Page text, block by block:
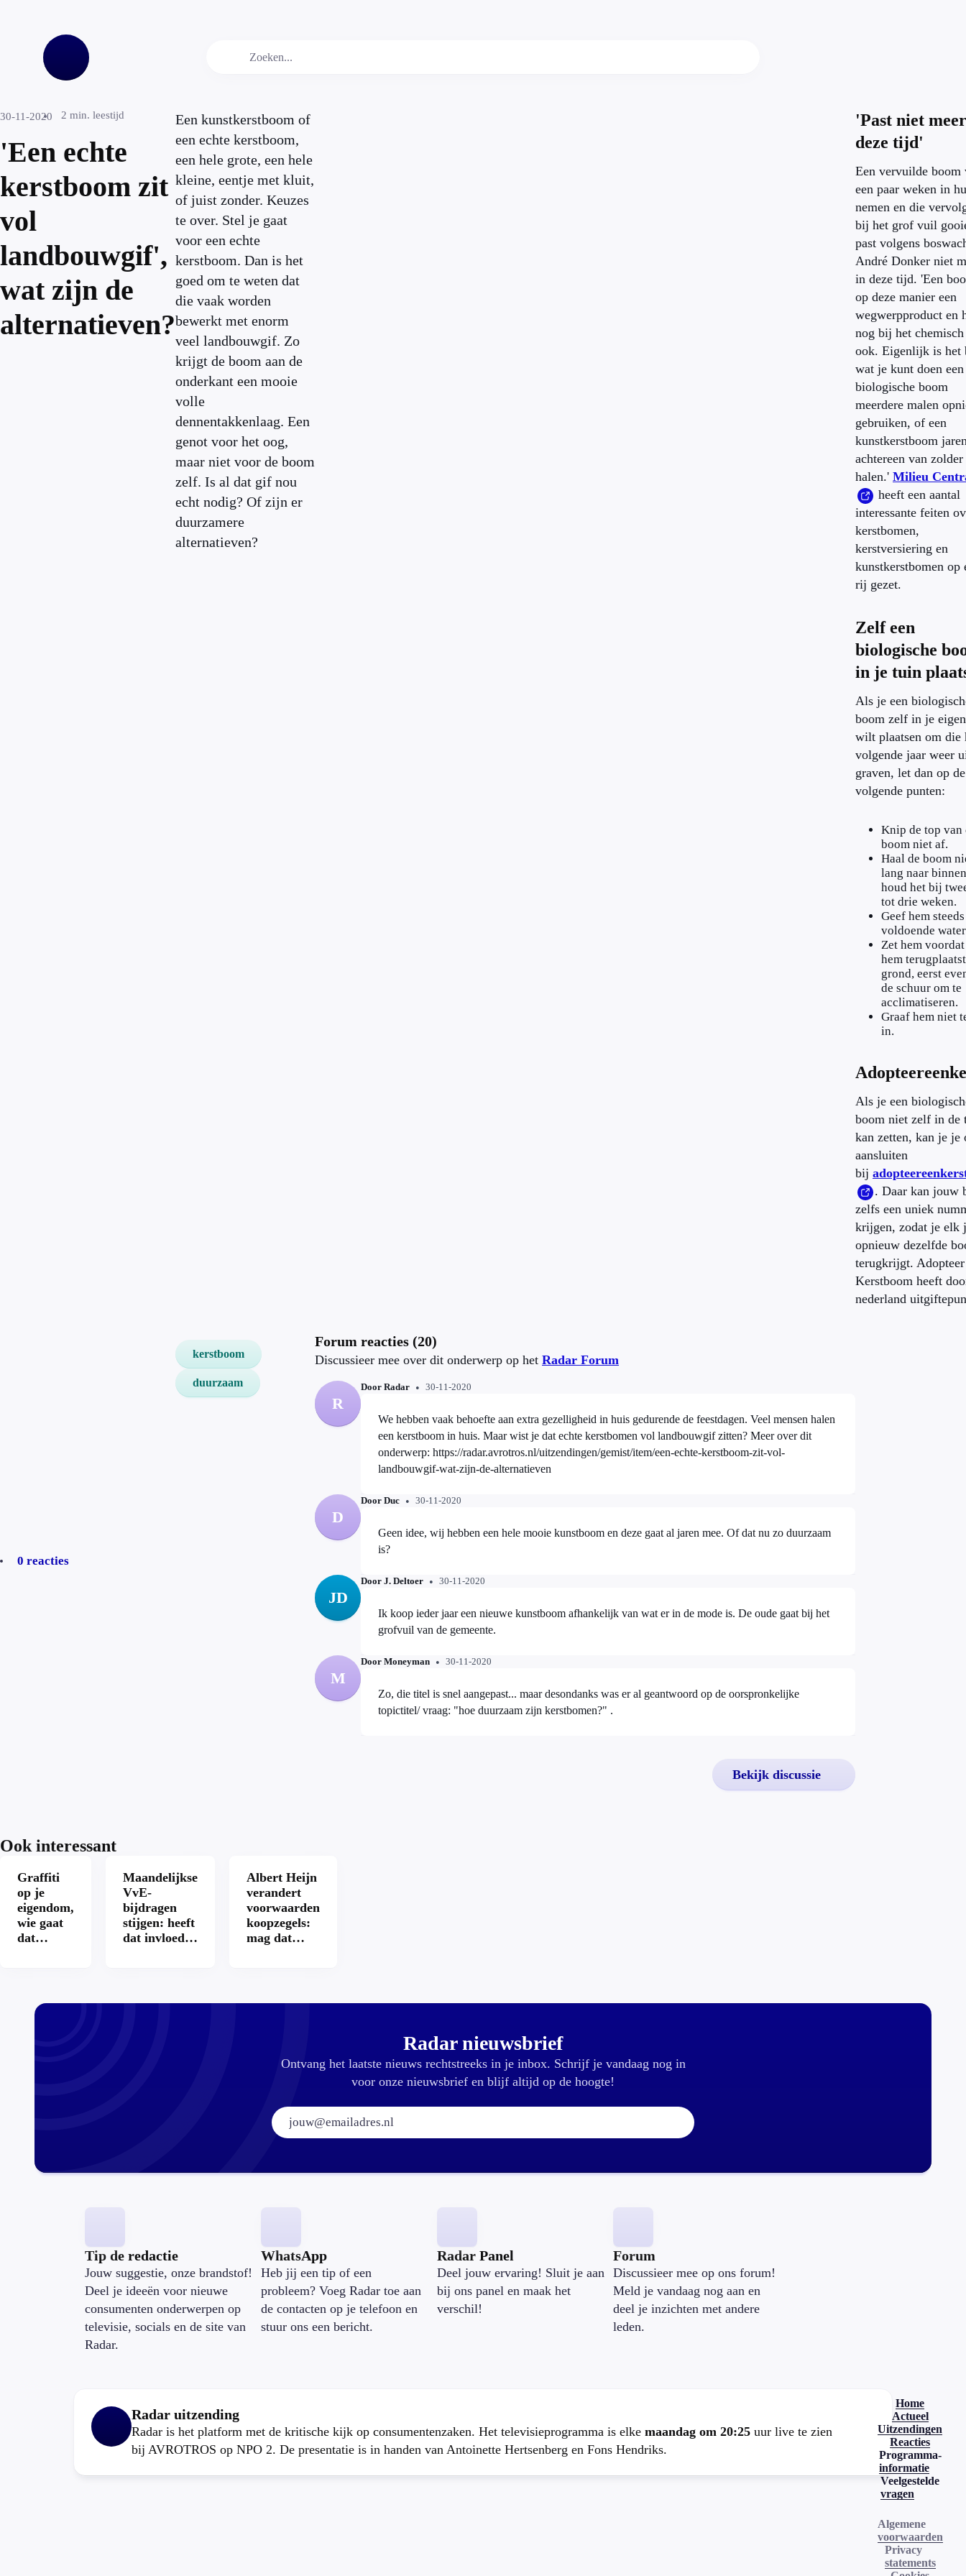
30-11-2020 2 min. leestijd
'Een echte
kerstboom zit
vol
landbouwgif',
wat zijn de
alternatieven?
Een kunstkerstboom of
een echte kerstboom,
een hele grote, een hele
kleine, eentje met kluit,
of juist zonder. Keuzes
te over. Stel je gaat
voor een echte
kerstboom. Dan is het
goed om te weten dat
die vaak worden
bewerkt met enorm
veel landbouwgif. Zo
krijgt de boom aan de
onderkant een mooie
volle
dennentakkenlaag. Een
genot voor het oog,
maar niet voor de boom
zelf. Is al dat gif nou
echt nodig? Of zijn er
duurzamere
alternatieven?
'Past niet
deze tijd'
Een vervuilde boom
een paar weken in
nemen en die
bij het grof vuil
past volgens
André Donker niet
in deze tijd. 'Een
op deze manier een
wegwerpproduct en
nog bij het
ook. Eigenlijk is het
wat je kunt doen een
biologische boom
meerdere malen
gebruiken, of een
kunstkerstboom
achtereen van zolder
halen.' Milieu
heeft een aantal
interessante feiten
kerstbomen,
kerstversiering en
kunstkerstbomen op
rij gezet.
Zelf een
biologische
in je tuin
Als je een
boom zelf in je
wilt plaatsen om die
volgende jaar weer
graven, let dan op de
volgende punten:
Knip de top van
boom niet af.
Haal de boom
lang naar
houd het bij
tot drie weken.
Geef hem steeds
voldoende
Zet hem
hem
grond, eerst
de schuur om te
acclimatiseren.
Graaf hem niet
in.
Als je een
boom niet zelf in de
kan zetten, kan je je
aansluiten
bij
. Daar kan jouw
zelfs een uniek
krijgen, zodat je elk
opnieuw dezelfde
terugkrijgt. Adopteer
Kerstboom heeft
nederland
0 reacties
kerstboom
duurzaam
Forum reacties (20)
Discussieer mee over dit onderwerp op het Radar Forum
R
Door Radar 30-11-2020
We hebben vaak behoefte aan extra gezelligheid in huis gedurende de feestdagen. Veel mensen halen
een kerstboom in huis. Maar wist je dat echte kerstbomen vol landbouwgif zitten? Meer over dit
onderwerp: https://radar.avrotros.nl/uitzendingen/gemist/item/een-echte-kerstboom-zit-vol-
landbouwgif-wat-zijn-de-alternatieven
D
Door Duc 30-11-2020
Geen idee, wij hebben een hele mooie kunstboom en deze gaat al jaren mee. Of dat nu zo duurzaam
is?
JD
Door J. Deltoer 30-11-2020
Ik koop ieder jaar een nieuwe kunstboom afhankelijk van wat er in de mode is. De oude gaat bij het
grofvuil van de gemeente.
M
Door Moneyman 30-11-2020
Zo, die titel is snel aangepast... maar desondanks was er al geantwoord op de oorspronkelijke
topictitel/ vraag: "hoe duurzaam zijn kerstbomen?" .
Bekijk discussie
Ook interessant
Graffiti
op je
eigendom,
wie gaat
dat
Maandelijkse
VvE-
bijdragen
stijgen: heeft
dat invloed
Albert Heijn
verandert
voorwaarden
koopzegels:
mag dat
Radar nieuwsbrief
Ontvang het laatste nieuws rechtstreeks in je inbox. Schrijf je vandaag nog in
voor onze nieuwsbrief en blijf altijd op de hoogte!
E-mailadres:
Tip de redactie
Jouw suggestie, onze brandstof!
Deel je ideeën voor nieuwe
consumenten onderwerpen op
televisie, socials en de site van
Radar.
WhatsApp
Heb jij een tip of een
probleem? Voeg Radar toe aan
de contacten op je telefoon en
stuur ons een bericht.
Radar Panel
Deel jouw ervaring! Sluit je aan
bij ons panel en maak het
verschil!
Forum
Discussieer mee op ons forum!
Meld je vandaag nog aan en
deel je inzichten met andere
leden.
Radar uitzending
Radar is het platform met de kritische kijk op consumentenzaken. Het televisieprogramma is elke maandag om 20:25 uur live te zien
bij AVROTROS op NPO 2. De presentatie is in handen van Antoinette Hertsenberg en Fons Hendriks.
Home
Actueel
Uitzendingen
Reacties
Programma-
informatie
Veelgestelde
vragen
Algemene
voorwaarden
Privacy
statements